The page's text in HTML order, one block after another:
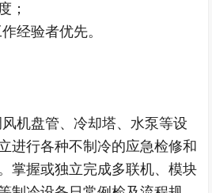
；
经验者优先。
机盘管、冷却塔、水泵等设
进行各种不制冷的应急检修和
掌握或独立完成多联机、模块